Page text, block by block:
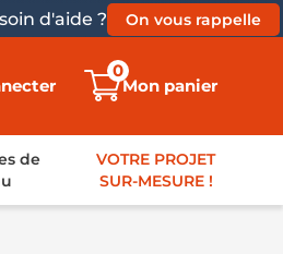
d'aide ? On vous rappelle
Mon panier
0
de
VOTRE PROJET
SUR-MESURE !